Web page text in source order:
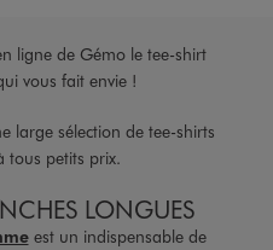
ligne de Gémo le tee-shirt
vous fait envie !
large sélection de tee-shirts
tous petits prix.
LONGUES
est un indispensable de